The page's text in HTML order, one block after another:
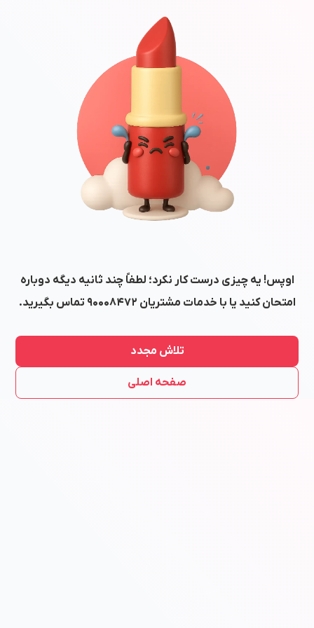
اوپس! یه چیزی درست کار نکرد؛ لطفاً چند ثانیه دیگه دوباره
امتحان کنید یا با خدمات مشتریان ۹۰۰۰۸۴۷۲ تماس بگیرید.
تلاش مجدد
صفحه اصلی